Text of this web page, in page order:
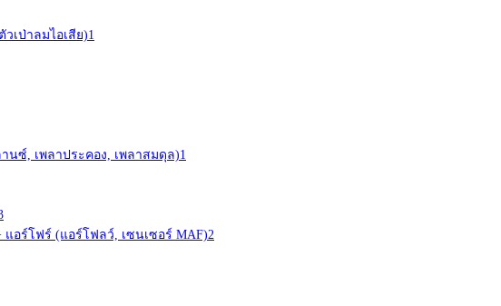
เป่าลมไอเสีย)1
นซ์, เพลาประคอง, เพลาสมดุล)1
แอร์โฟร์ (แอร์โฟลว์, เซนเซอร์ MAF)2